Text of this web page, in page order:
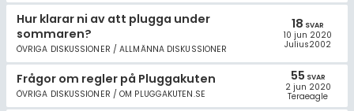
Hur klarar ni av att plugga under
sommaren?
ÖVRIGA DISKUSSIONER / ALLMÄNNA DISKUSSIONER
18 SVAR
10 jun 2020
Julius2002
Frågor om regler på Pluggakuten
ÖVRIGA DISKUSSIONER / OM PLUGGAKUTEN.SE
55 SVAR
2 jun 2020
Teraeagle